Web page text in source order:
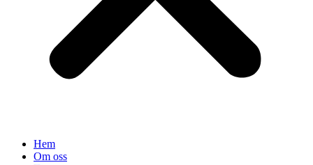
Hem
Om oss